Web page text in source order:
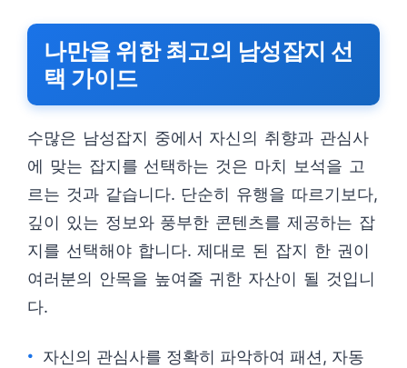
나만을 위한 최고의 남성잡지 선
택 가이드
수많은 남성잡지 중에서 자신의 취향과 관심사
에 맞는 잡지를 선택하는 것은 마치 보석을 고
르는 것과 같습니다. 단순히 유행을 따르기보다,
깊이 있는 정보와 풍부한 콘텐츠를 제공하는 잡
지를 선택해야 합니다. 제대로 된 잡지 한 권이
여러분의 안목을 높여줄 귀한 자산이 될 것입니
다.
자신의 관심사를 정확히 파악하여 패션, 자동